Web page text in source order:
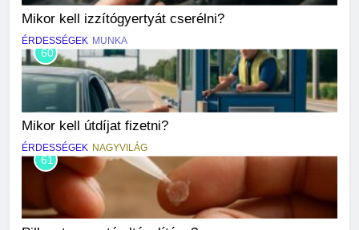
Mikor kell izzítógyertyát cserélni?
ÉRDESSÉGEK MUNKA
60
Mikor kell útdíjat fizetni?
ÉRDESSÉGEK NAGYVILÁG
61